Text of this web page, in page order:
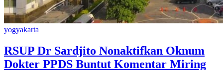
yogyakarta
RSUP Dr Sardjito Nonaktifkan Oknum
Dokter PPDS Buntut Komentar Miring